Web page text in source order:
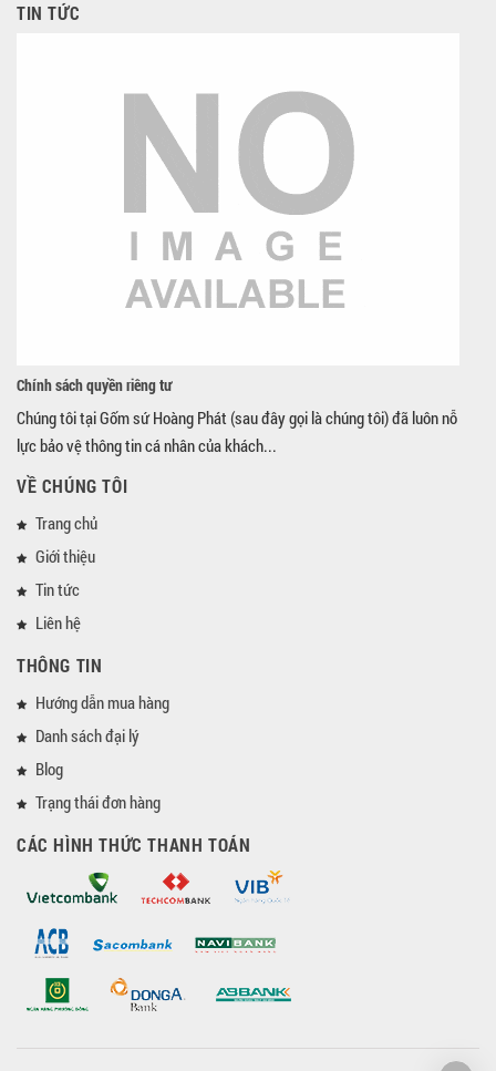
TIN TỨC
Chính sách quyền riêng tư
Chúng tôi tại Gốm sứ Hoàng Phát (sau đây gọi là chúng tôi) đã luôn nỗ
lực bảo vệ thông tin cá nhân của khách...
VỀ CHÚNG TÔI
Trang chủ
Giới thiệu
Tin tức
Liên hệ
THÔNG TIN
Hướng dẫn mua hàng
Danh sách đại lý
Blog
Trạng thái đơn hàng
CÁC HÌNH THỨC THANH TOÁN